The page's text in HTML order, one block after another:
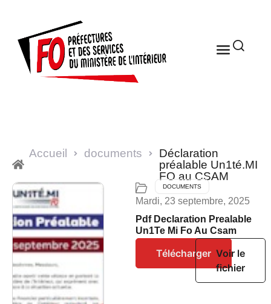
Accueil documents
Déclaration
préalable Un1té.MI
FO au CSAM
DOCUMENTS
Mardi, 23 septembre, 2025
Pdf Declaration Prealable
Un1Te Mi Fo Au Csam
Télécharger Voir le
fichier